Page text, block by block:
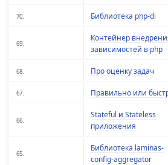
70. Библиотека php-di
69.
Контейнер
зависимостей в php
68. Про оценку задач
67. Правильно или
66.
Stateful и Stateless
приложения
65.
Библиотека laminas-
config-aggregator